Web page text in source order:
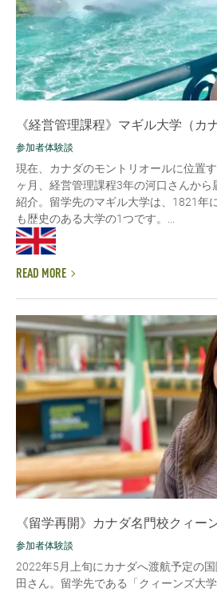
《経営管理課程》マギル大学（カ
参加者体験談
現在、カナダのモントリオールに位置
ヶ月、経営管理課程3年の河口さんか
紹介。留学先のマギル大学は、1821年
も歴史のある大学の1つです。...
READ MORE
《留学再開》カナダ名門校クィー
参加者体験談
2022年5月上旬にカナダへ渡航予定の
田さん。留学先である「クィーンズ大